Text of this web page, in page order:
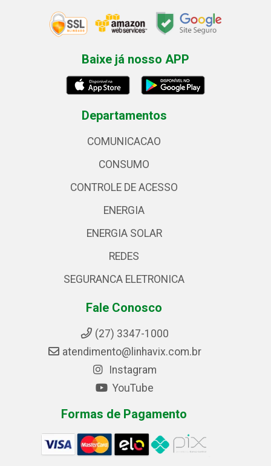
Baixe já nosso APP
Departamentos
COMUNICACAO
CONSUMO
CONTROLE DE ACESSO
ENERGIA
ENERGIA SOLAR
REDES
SEGURANCA ELETRONICA
Fale Conosco
(27) 3347-1000
atendimento@linhavix.com.br
Instagram
YouTube
Formas de Pagamento